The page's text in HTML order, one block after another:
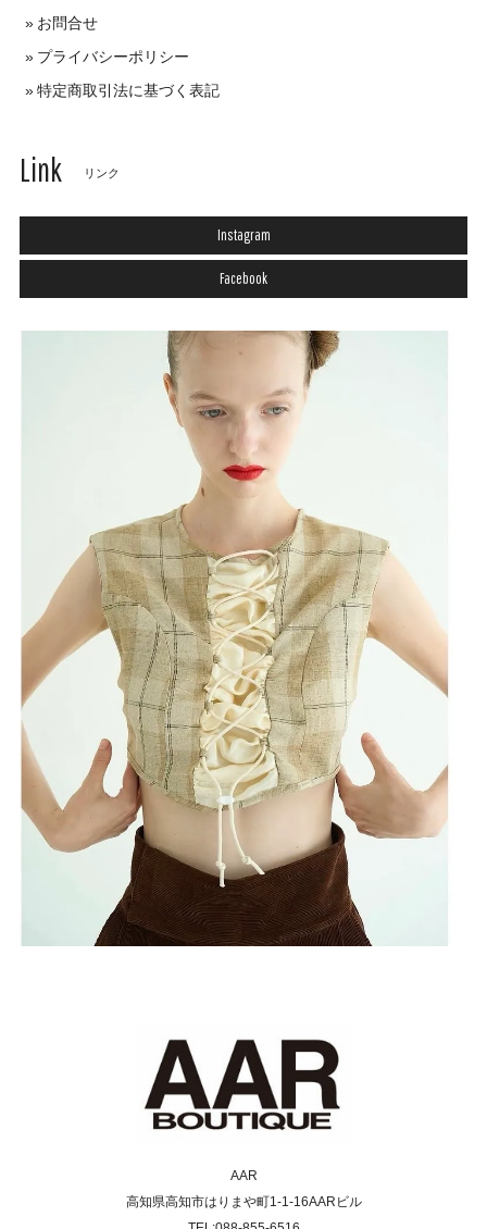
お問合せ
プライバシーポリシー
特定商取引法に基づく表記
Link リンク
Instagram
Facebook
AAR
高知県高知市はりまや町1-1-16AARビル